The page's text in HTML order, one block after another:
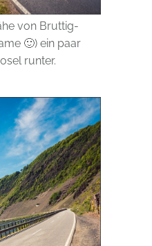
von Bruttig-
🙂) ein paar
runter.